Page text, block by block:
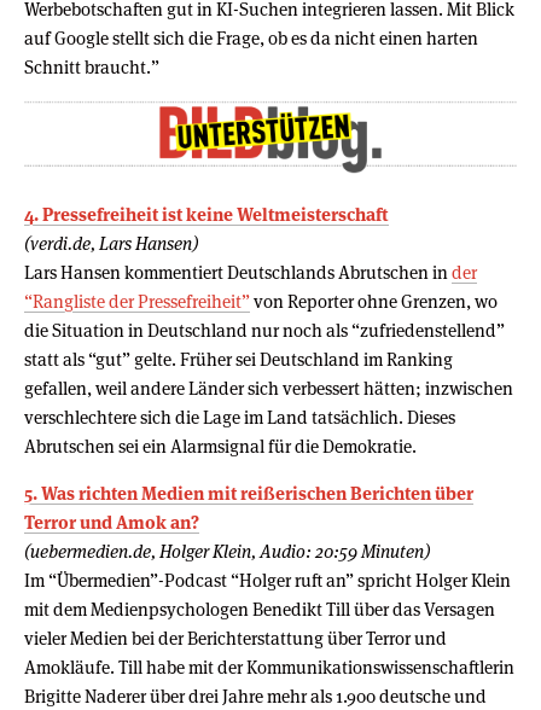
Werbebotschaften gut in KI-Suchen integrieren lassen. Mit Blick
auf Google stellt sich die Frage, ob es da nicht einen harten
Schnitt braucht.”
4. Pressefreiheit ist keine Weltmeisterschaft
(verdi.de, Lars Hansen)
Lars Hansen kommentiert Deutschlands Abrutschen inder
“Rangliste der Pressefreiheit”von Reporter ohne Grenzen, wo
die Situation in Deutschland nur noch als “zufriedenstellend”
statt als “gut” gelte. Früher sei Deutschland im Ranking
gefallen, weil andere Länder sich verbessert hätten; inzwischen
verschlechtere sich die Lage im Land tatsächlich. Dieses
Abrutschen sei ein Alarmsignal für die Demokratie.
5. Was richten Medien mit reißerischen Berichten über
Terror und Amok an?
(uebermedien.de, Holger Klein, Audio: 20:59 Minuten)
Im “Übermedien”-Podcast “Holger ruft an” spricht Holger Klein
mit dem Medienpsychologen Benedikt Till über das Versagen
vieler Medien bei der Berichterstattung über Terror und
Amokläufe. Till habe mit der Kommunikationswissenschaftlerin
Brigitte Naderer über drei Jahre mehr als 1.900 deutsche und